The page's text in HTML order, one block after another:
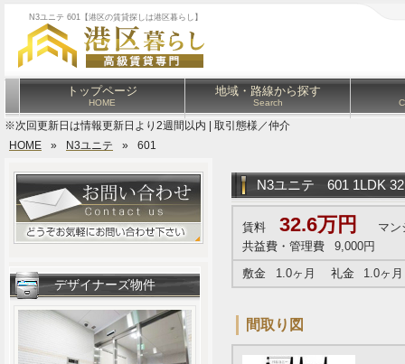
N3ユニテ 601【港区の賃貸探しは港区暮らし】
トップページ
HOME
地域・路線から探す
Search
※次回更新日は情報更新日より2週間以内 | 取引態様／仲介
HOME
» N3ユニテ » 601
N3ユニテ 601 1LDK
賃料 32.6万円
マン
共益費・管理費
9,000円
敷金
1.0ヶ月 礼金 1.0ヶ月
間取り図
デザイナーズ物件